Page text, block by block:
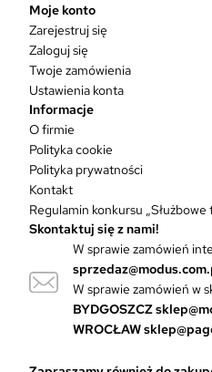
n
ó
w
.
O
p
j
Moje konto
Zarejestruj się
Zaloguj się
Twoje zamówienia
Ustawienia konta
Informacje
O firmie
Polityka cookie
Polityka prywatności
Kontakt
Regulamin konkursu
Skontaktuj się z nami!
W sprawie zamówień
W sprawie zamówień w
BYDGOSZCZ
WROCŁAW